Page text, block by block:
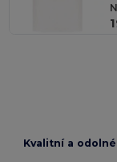
Kvalitní a